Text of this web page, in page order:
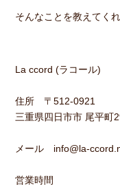
そんなことを教えてく
La ccord (ラコール)
住所 〒512-0921
三重県四日市市 尾平町
メール info@la-
営業時間